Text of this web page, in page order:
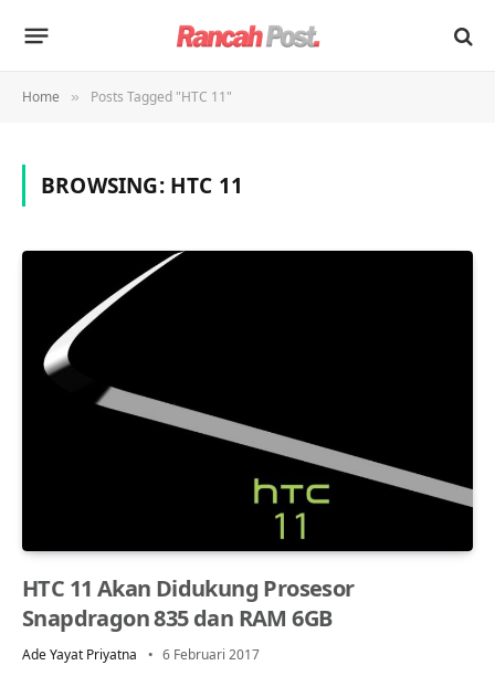
Home » Posts Tagged "HTC 11"
BROWSING: HTC 11
HTC 11 Akan Didukung Prosesor
Snapdragon 835 dan RAM 6GB
Ade Yayat Priyatna 6 Februari 2017